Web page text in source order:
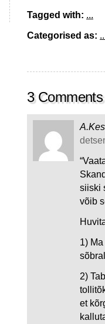
Tagged with: ...
Categorised as:
3 Comments
A.Kes
siiski
võib
1)
2)
et